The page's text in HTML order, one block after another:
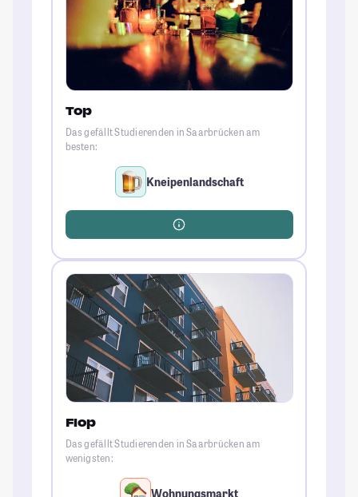
Top
Das gefällt Studierenden in Saarbrücken am
besten:
Kneipenlandschaft
Flop
Das gefällt Studierenden in Saarbrücken am
wenigsten:
Wohnungsmarkt